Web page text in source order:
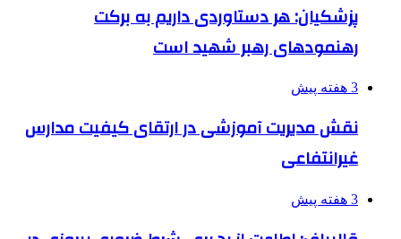
پزشکیان: هر دستاوردی داریم به برکت
رهنمودهای رهبر شهید است
3 هفته پیش
نقش مدیریت آموزشی در ارتقای کیفیت مدارس
غیرانتفاعی
3 هفته پیش